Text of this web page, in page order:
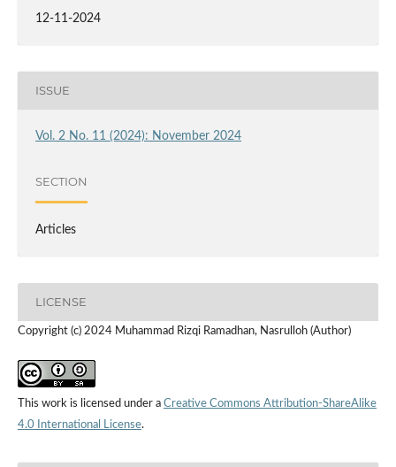
12-11-2024
ISSUE
Vol. 2 No. 11 (2024): November 2024
SECTION
Articles
LICENSE
Copyright (c) 2024 Muhammad Rizqi Ramadhan, Nasrulloh (Author)
This work is licensed under a Creative Commons Attribution-ShareAlike
4.0 International License.